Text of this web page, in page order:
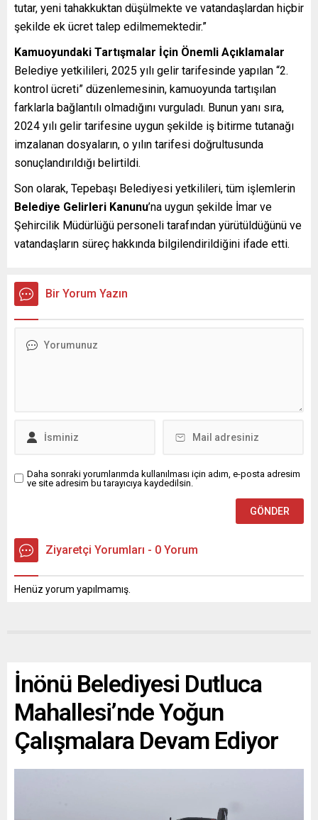
tutar, yeni tahakkuktan düşülmekte ve vatandaşlardan hiçbir
şekilde ek ücret talep edilmemektedir.”
Kamuoyundaki Tartışmalar İçin Önemli Açıklamalar
Belediye yetkilileri, 2025 yılı gelir tarifesinde yapılan “2.
kontrol ücreti” düzenlemesinin, kamuoyunda tartışılan
farklarla bağlantılı olmadığını vurguladı. Bunun yanı sıra,
2024 yılı gelir tarifesine uygun şekilde iş bitirme tutanağı
imzalanan dosyaların, o yılın tarifesi doğrultusunda
sonuçlandırıldığı belirtildi.
Son olarak, Tepebaşı Belediyesi yetkilileri, tüm işlemlerin
Belediye Gelirleri Kanunu’na uygun şekilde İmar ve
Şehircilik Müdürlüğü personeli tarafından yürütüldüğünü ve
vatandaşların süreç hakkında bilgilendirildiğini ifade etti.
Bir Yorum Yazın
Daha sonraki yorumlarımda kullanılması için adım, e-posta adresim
ve site adresim bu tarayıcıya kaydedilsin.
Ziyaretçi Yorumları - 0 Yorum
Henüz yorum yapılmamış.
İnönü Belediyesi Dutluca
Mahallesi’nde Yoğun
Çalışmalara Devam Ediyor